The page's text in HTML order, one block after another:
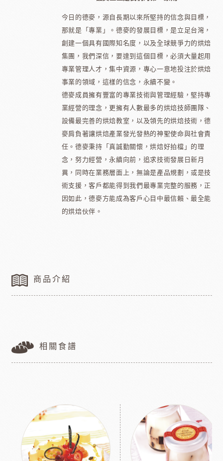
今日的德麥，源自長期以來所堅持的信念與目標，
那就是「專業」。德麥的發展目標，是立足台灣，
創建一個具有國際知名度，以及全球競爭力的烘焙
集團，我們深信，要達到這個目標，必須大量起用
專業管理人才，集中資源，專心一意地投注於烘焙
事業的領域，這樣的信念，永續不變。
德麥成員擁有豐富的專業技術與管理經驗，堅持專
業經營的理念，更擁有人數最多的烘焙技師團隊、
設備最完善的烘焙教室，以及領先的烘焙技術，德
麥肩負著讓烘焙產業發光發熱的神聖使命與社會責
任。德麥秉持「真誠勤關懷，烘焙好拍檔」的理
念，努力經營，永續向前，追求技術發展日新月
異，同時在業務層面上，無論是產品規劃，或是技
術支援，客戶都能得到我們最專業完整的服務，正
因如此，德麥方能成為客戶心目中最信賴、最全能
的烘焙伙伴。
商品介紹
相關食譜